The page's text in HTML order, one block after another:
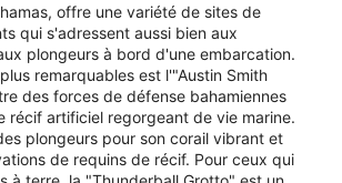
offre une variété de sites de
qui s'adressent aussi bien aux
plongeurs à bord d'une embarcation.
remarquables est l'"Austin Smith
des forces de défense bahamiennes
récif artificiel regorgeant de vie marine.
plongeurs pour son corail vibrant et
de requins de récif. Pour ceux qui